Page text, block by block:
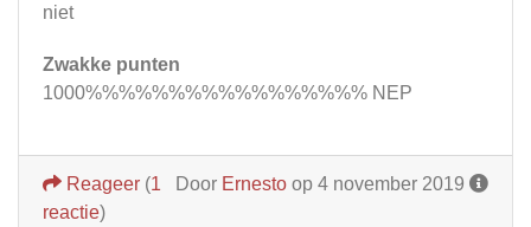
niet
Zwakke punten
1000%%%%%%%%%%%%%%%%% NEP
Door Ernesto op 4 november 2019
Reageer (1
reactie)